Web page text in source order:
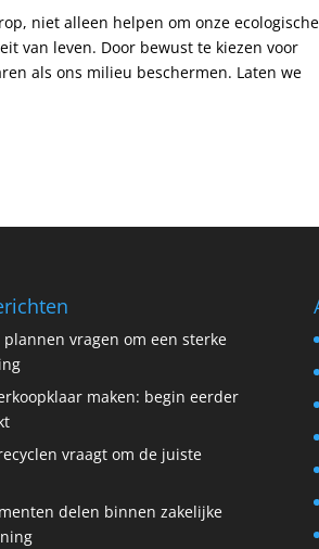
niet alleen helpen om onze ecologische
van leven. Door bewust te kiezen voor
als ons milieu beschermen. Laten we
vragen om een sterke
maken: begin eerder
vraagt om de juiste
delen binnen zakelijke